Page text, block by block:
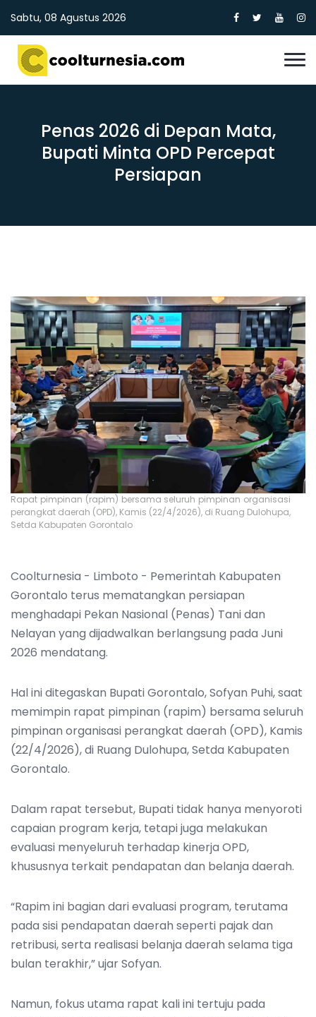
Sabtu, 08 Agustus 2026
Penas 2026 di Depan Mata,
Bupati Minta OPD Percepat
Persiapan
Rapat pimpinan (rapim) bersama seluruh pimpinan organisasi
perangkat daerah (OPD), Kamis (22/4/2026), di Ruang Dulohupa,
Setda Kabupaten Gorontalo
Coolturnesia - Limboto - Pemerintah Kabupaten
Gorontalo terus mematangkan persiapan
menghadapi Pekan Nasional (Penas) Tani dan
Nelayan yang dijadwalkan berlangsung pada Juni
2026 mendatang.
Hal ini ditegaskan Bupati Gorontalo, Sofyan Puhi, saat
memimpin rapat pimpinan (rapim) bersama seluruh
pimpinan organisasi perangkat daerah (OPD), Kamis
(22/4/2026), di Ruang Dulohupa, Setda Kabupaten
Gorontalo.
Dalam rapat tersebut, Bupati tidak hanya menyoroti
capaian program kerja, tetapi juga melakukan
evaluasi menyeluruh terhadap kinerja OPD,
khususnya terkait pendapatan dan belanja daerah.
“Rapim ini bagian dari evaluasi program, terutama
pada sisi pendapatan daerah seperti pajak dan
retribusi, serta realisasi belanja daerah selama tiga
bulan terakhir,” ujar Sofyan.
Namun, fokus utama rapat kali ini tertuju pada